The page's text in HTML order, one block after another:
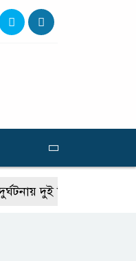
দুই কিশোর নিহত